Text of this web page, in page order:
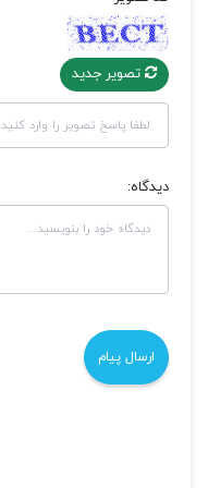
تصویر جدید
دیدگاه: